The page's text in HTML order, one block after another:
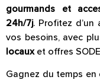
gourmands et
24h/7j. Profitez d’un
vos besoins, avec
locauxet offres
Gagnez du temps